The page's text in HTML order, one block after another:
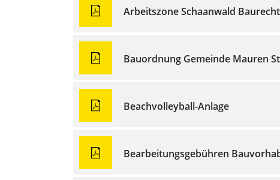
Arbeitszone Schaanwald
Bauordnung Gemeinde Mauren
Beachvolleyball-Anlage
Bearbeitungsgebühren